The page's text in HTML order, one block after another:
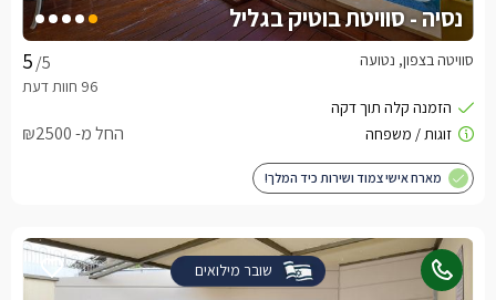
נסיה - סוויטת בוטיק בגליל
/5 סוויטה בצפון, נטועה
החל מ- ₪2500
מארח אישי צמוד ושירות כיד המלך!
שובר מילואים